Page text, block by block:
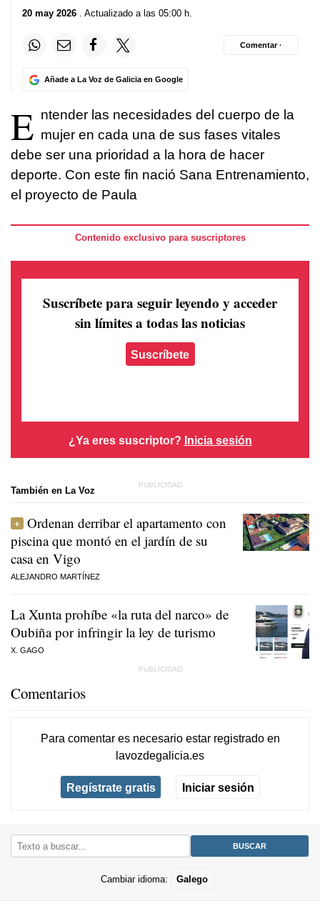
20 may 2026 . Actualizado a las 05:00 h.
Añade a La Voz de Galicia en Google
Comentar ·
E ntender las necesidades del cuerpo de la
mujer en cada una de sus fases vitales
debe ser una prioridad a la hora de hacer
deporte. Con este fin nació Sana Entrenamiento,
el proyecto de Paula
Contenido exclusivo para suscriptores
Suscríbete para seguir leyendo y acceder
sin límites a todas las noticias
Suscríbete
¿Ya eres suscriptor? Inicia sesión
También en La Voz
Ordenan derribar el apartamento con
piscina que montó en el jardín de su
casa en Vigo
ALEJANDRO MARTÍNEZ
La Xunta prohíbe «la ruta del narco» de
Oubiña por infringir la ley de turismo
X. GAGO
Comentarios
Para comentar es necesario estar registradoen
lavozdegalicia.es
Regístrate gratis Iniciar sesión
Cambiar idioma: Galego